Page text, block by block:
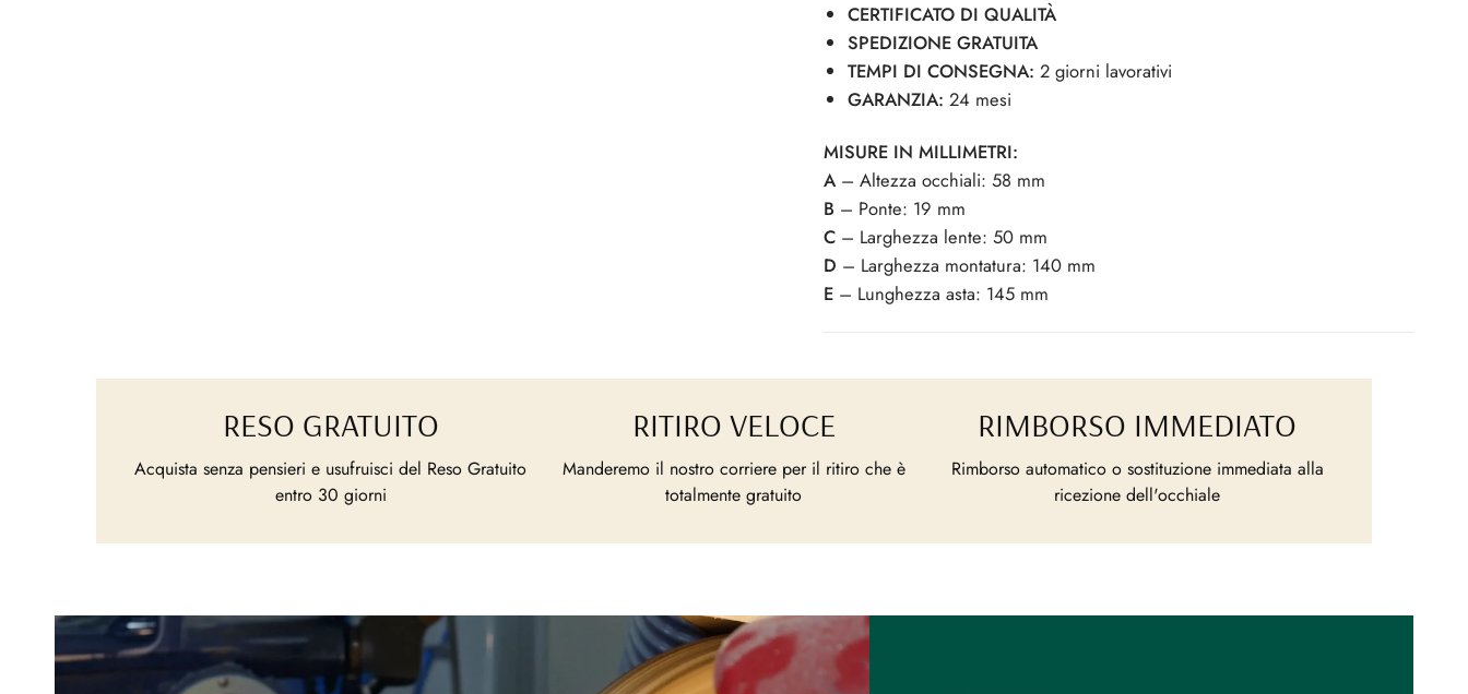
CERTIFICATO DI QUALITÀ
SPEDIZIONE GRATUITA
TEMPI DI CONSEGNA: 2 giorni lavorativi
GARANZIA: 24 mesi
MISURE IN MILLIMETRI:
A– Altezza occhiali: 58 mm
B – Ponte: 19 mm
C – Larghezza lente: 50 mm
D – Larghezza montatura: 140 mm
E – Lunghezza asta: 145 mm
RESO GRATUITO
Acquista senza pensieri e usufruisci del Reso Gratuito
entro 30 giorni
RITIRO VELOCE
Manderemo il nostro corriere per il ritiro che è
totalmente gratuito
RIMBORSO IMMEDIATO
Rimborso automatico o sostituzione immediata alla
ricezione dell'occhiale